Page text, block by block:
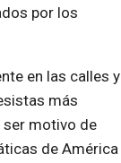
por los
en las calles y
más
ser motivo de
de América